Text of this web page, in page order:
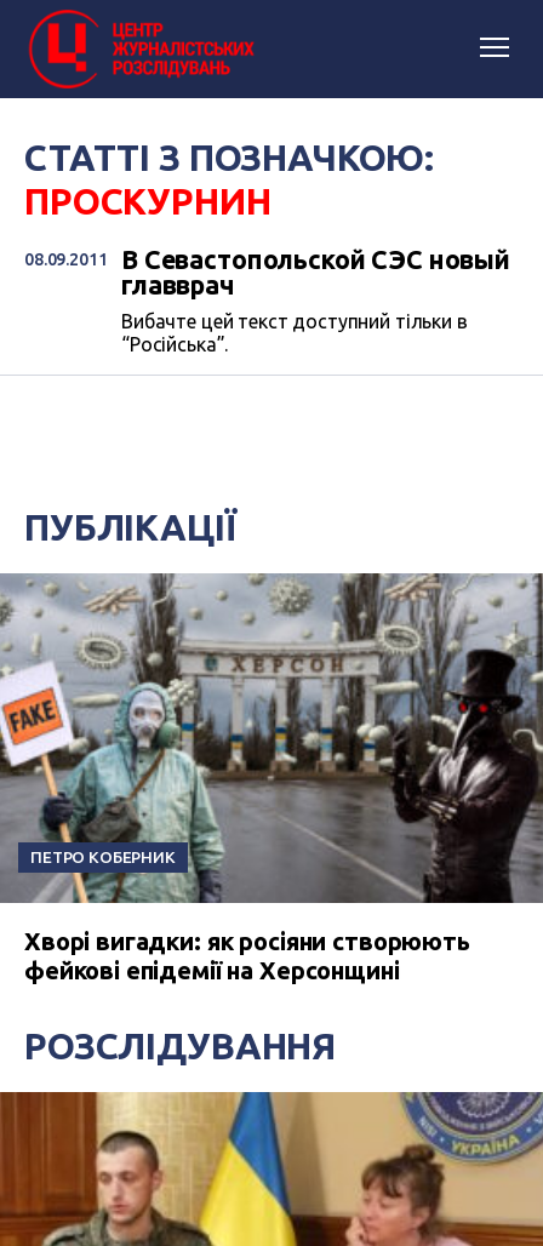
СТАТТІ З ПОЗНАЧКОЮ:
ПРОСКУРНИН
08.09.2011
В Севастопольской СЭС новый
главврач
Вибачте цей текст доступний тільки в
“Російська”.
ПУБЛІКАЦІЇ
ПЕТРО КОБЕРНИК
Хворі вигадки: як росіяни створюють
фейкові епідемії на Херсонщині
РОЗСЛІДУВАННЯ